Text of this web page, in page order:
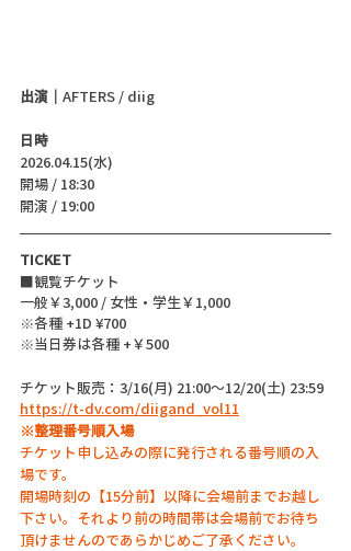
出演｜ AFTERS / diig
日時
2026.04.15(水)
開場 / 18:30
開演 / 19:00
TICKET
■観覧チケット
一般￥3,000 / 女性・学生￥1,000
※各種 +1D ¥700
※当日券は各種 +￥500
チケット販売：3/16(月) 21:00〜12/20(土) 23:59
https://t-dv.com/diigand_vol11
※整理番号順入場
チケット申し込みの際に発行される番号順の入
場です。
開場時刻の【15分前】以降に会場前までお越し
下さい。それより前の時間帯は会場前でお待ち
頂けませんのであらかじめご了承ください。